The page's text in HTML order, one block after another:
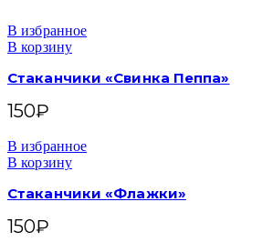
В избранное
В корзину
Стаканчики «Свинка Пеппа»
150₽
В избранное
В корзину
Стаканчики «Флажки»
150₽